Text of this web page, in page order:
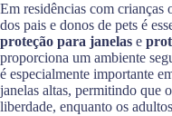
Em residências com crianças
dos pais e donos de pets é
proteção para janelas e
proporciona um ambiente
é especialmente importante
janelas altas, permitindo que
liberdade, enquanto os